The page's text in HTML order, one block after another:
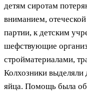
детям сиротам
вниманием,
партии, к детским
шефствующие
стройматериалами,
Колхозники
яйца. Помощь была